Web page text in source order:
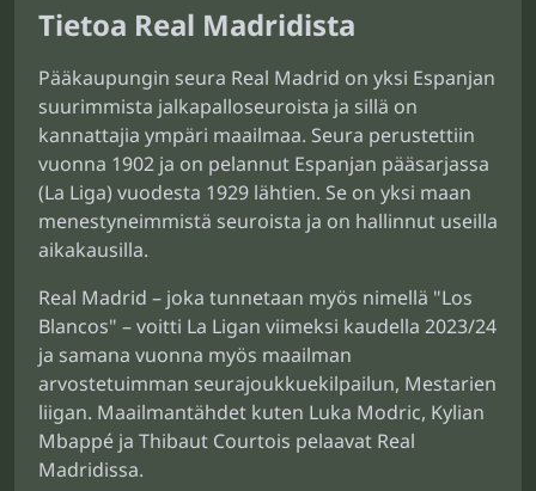
Tietoa Real Madridista
Pääkaupungin seura Real Madrid on yksi Espanjan
suurimmista jalkapalloseuroista ja sillä on
kannattajia ympäri maailmaa. Seura perustettiin
vuonna 1902 ja on pelannut Espanjan pääsarjassa
(La Liga) vuodesta 1929 lähtien. Se on yksi maan
menestyneimmistä seuroista ja on hallinnut useilla
aikakausilla.
Real Madrid – joka tunnetaan myös nimellä "Los
Blancos" – voitti La Ligan viimeksi kaudella 2023/24
ja samana vuonna myös maailman
arvostetuimman seurajoukkuekilpailun, Mestarien
liigan. Maailmantähdet kuten Luka Modric, Kylian
Mbappé ja Thibaut Courtois pelaavat Real
Madridissa.